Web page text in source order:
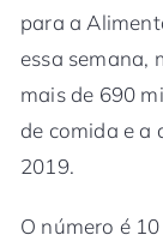
para a
essa semana,
mais de 690
de comida e a
2019.
O número é